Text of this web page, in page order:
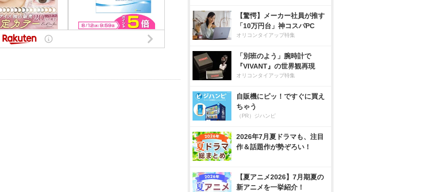
【驚愕】メーカー社員が推す
「10万円台」神コスパPC
オリコンタイアップ特集
「別班のよう」腕時計で
『VIVANT』の世界観再現
オリコンタイアップ特集
自販機にピッ！ですぐに買え
ちゃう
（PR）ジハンピ
2026年7月夏ドラマも、注目
作＆話題作が勢ぞろい！
【夏アニメ2026】7月期夏の
新アニメを一挙紹介！